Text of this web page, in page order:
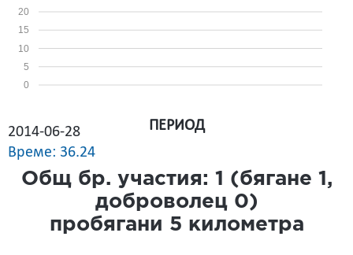
0
5
10
15
20
2014-06-28
Време: 36.24
ПЕРИОД
Общ бр. участия: 1 (бягане 1 ,
доброволец 0)
пробягани 5 километра